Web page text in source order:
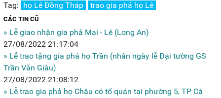
Tag: họ Lê Đồng Tháp trao gia phả họ Lê
CÁC TIN CŨ
» Lễ giao nhận gia phả Mai - Lê (Long An)
27/08/2022 21:17:04
» Lễ trao tặng gia phả họ Trần (nhân ngày lễ Đại tường GS
Trần Văn Giàu)
27/08/2022 21:08:12
» Lễ trao gia phả họ Châu có tổ quán tại phường 5, TP Cà